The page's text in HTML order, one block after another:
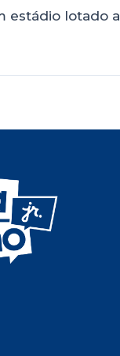
estádio lotado